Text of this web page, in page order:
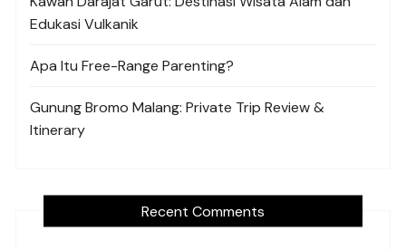
Edukasi Vulkanik
Apa Itu Free-Range Parenting?
Gunung Bromo Malang: Private Trip Review &
Itinerary
Recent Comments